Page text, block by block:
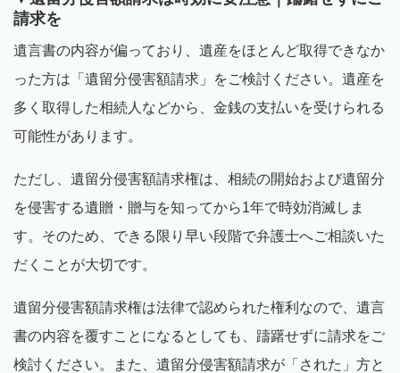
請求を
遺言書の内容が偏っており、遺産をほとんど取得できなか
った方は「遺留分侵害額請求」をご検討ください。遺産を
多く取得した相続人などから、金銭の支払いを受けられる
可能性があります。
ただし、遺留分侵害額請求権は、相続の開始および遺留分
を侵害する遺贈・贈与を知ってから1年で時効消滅しま
す。そのため、できる限り早い段階で弁護士へご相談いた
だくことが大切です。
遺留分侵害額請求権は法律で認められた権利なので、遺言
書の内容を覆すことになるとしても、躊躇せずに請求をご
検討ください。また、遺留分侵害額請求が「された」方と